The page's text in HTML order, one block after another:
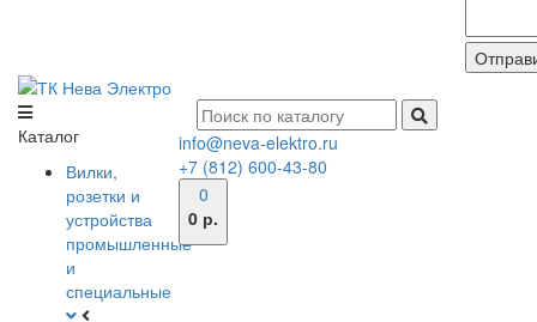
Каталог
Вилки,
розетки и
устройства
промышленные
и
специальные
info@neva-elektro.ru
+7 (812) 600-43-80
0
0 р.